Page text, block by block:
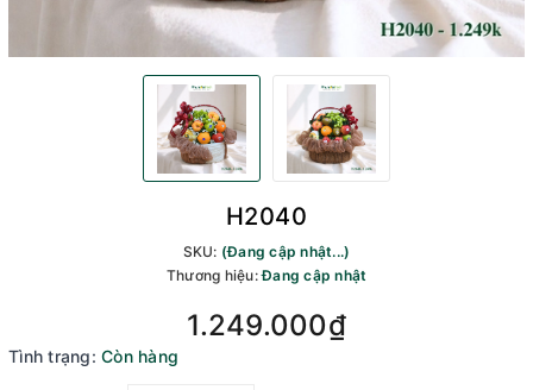
H2040
SKU: (Đang cập nhật...)
Thương hiệu:Đang cập nhật
1.249.000₫
Tình trạng: Còn hàng